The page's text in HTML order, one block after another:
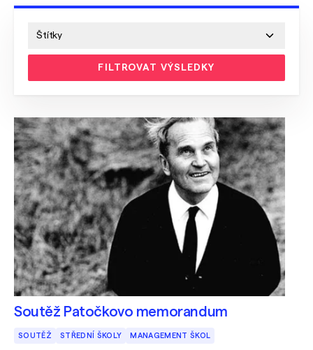
FILTROVAT VÝSLEDKY
Soutěž Patočkovo memorandum
SOUTĚŽ STŘEDNÍ ŠKOLY MANAGEMENT ŠKOL